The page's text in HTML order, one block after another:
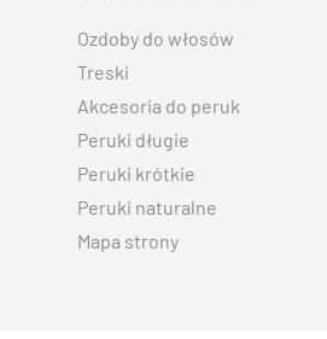
Ozdoby do włosów
Treski
Akcesoria do peruk
Peruki długie
Peruki krótkie
Peruki naturalne
Mapa strony